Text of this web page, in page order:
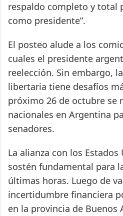
respaldo completo y total
como presidente”.
El posteo alude a los
cuales el presidente
reelección. Sin embargo,
libertaria tiene desafíos
próximo 26 de octubre se
nacionales en Argentina
senadores.
La alianza con los
sostén fundamental para
últimas horas. Luego de
incertidumbre financiera
en la provincia de Buenos